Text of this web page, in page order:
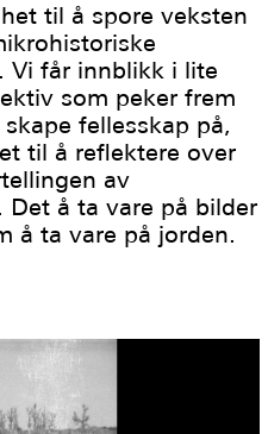
til å spore veksten
Vi får innblikk i lite
som peker frem
fellesskap på,
til å reflektere over
av
Det å ta vare på bilder
å ta vare på jorden.